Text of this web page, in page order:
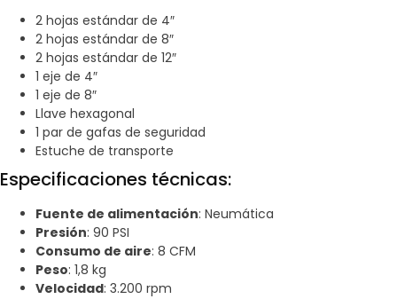
2 hojas estándar de 4″
2 hojas estándar de 8″
2 hojas estándar de 12″
1 eje de 4″
1 eje de 8″
Llave hexagonal
1 par de gafas de seguridad
Estuche de transporte
Especificaciones técnicas:
Fuente de alimentación: Neumática
Presión: 90 PSI
Consumo de aire: 8 CFM
Peso: 1,8 kg
Velocidad: 3.200 rpm